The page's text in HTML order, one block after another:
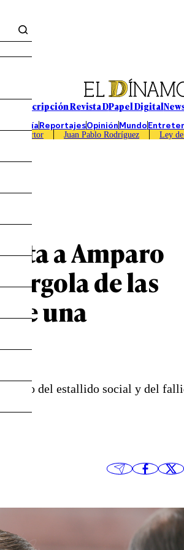
Suscripción Revista DPapel Digital
EconomíaReportajesOpiniónMundo
Caso Sartor Juan Pablo Rodríguez Ley
a Amparo
de las
una
del estallido social y del